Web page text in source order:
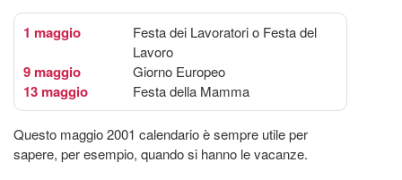
1 maggio
Festa dei Lavoratori o Festa del
Lavoro
9 maggio Giorno Europeo
13 maggio Festa della Mamma
Questo maggio 2001 calendario è sempre utile per
sapere, per esempio, quando si hanno le vacanze.